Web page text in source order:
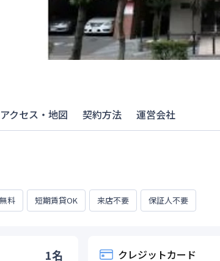
アクセス・地図 契約方法 運営会社
料 短期賃貸OK 来店不要 保証人不要
1名 クレジットカード